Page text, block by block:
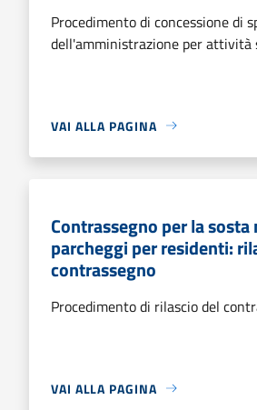
Procedimento di concessione di
dell'amministrazione per attività
VAI ALLA PAGINA
Contrassegno per la sosta
parcheggi per residenti:
contrassegno
Procedimento di rilascio del
VAI ALLA PAGINA